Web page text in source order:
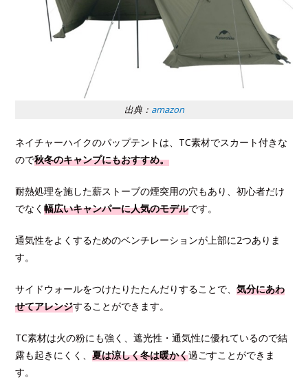
出典： amazon
ネイチャーハイクのパップテントは、TC素材でスカート付きな
ので秋冬のキャンプにもおすすめ。
耐熱処理を施した薪ストーブの煙突用の穴もあり、初心者だけ
でなく幅広いキャンパーに人気のモデルです。
通気性をよくするためのベンチレーションが上部に2つありま
す。
サイドウォールをつけたりたたんだりすることで、気分にあわ
せてアレンジすることができます。
TC素材は火の粉にも強く、遮光性・通気性に優れているので結
露も起きにくく、夏は涼しく冬は暖かく過ごすことができま
す。